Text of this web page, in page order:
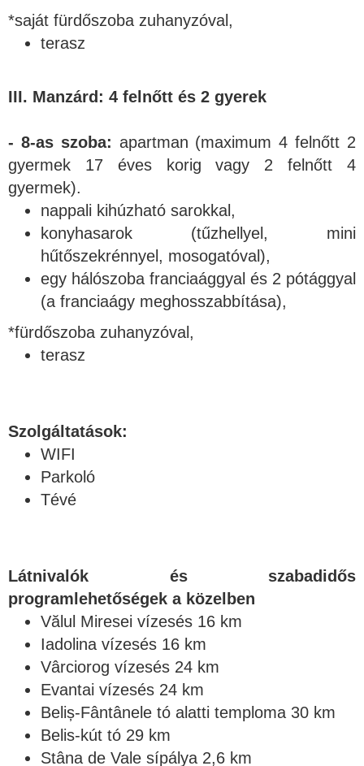
*saját fürdőszoba zuhanyzóval,
terasz
III. Manzárd: 4 felnőtt és 2 gyerek
- 8-as szoba: apartman (maximum 4 felnőtt 2
gyermek 17 éves korig vagy 2 felnőtt 4
gyermek).
nappali kihúzható sarokkal,
konyhasarok (tűzhellyel, mini
hűtőszekrénnyel, mosogatóval),
egy hálószoba franciaággyal és 2 pótággyal
(a franciaágy meghosszabbítása),
*fürdőszoba zuhanyzóval,
terasz
Szolgáltatások:
WIFI
Parkoló
Tévé
Látnivalók és szabadidős
programlehetőségek a közelben
Vălul Miresei vízesés 16 km
Iadolina vízesés 16 km
Vârciorog vízesés 24 km
Evantai vízesés 24 km
Beliș-Fântânele tó alatti temploma 30 km
Belis-kút tó 29 km
Stâna de Vale sípálya 2,6 km